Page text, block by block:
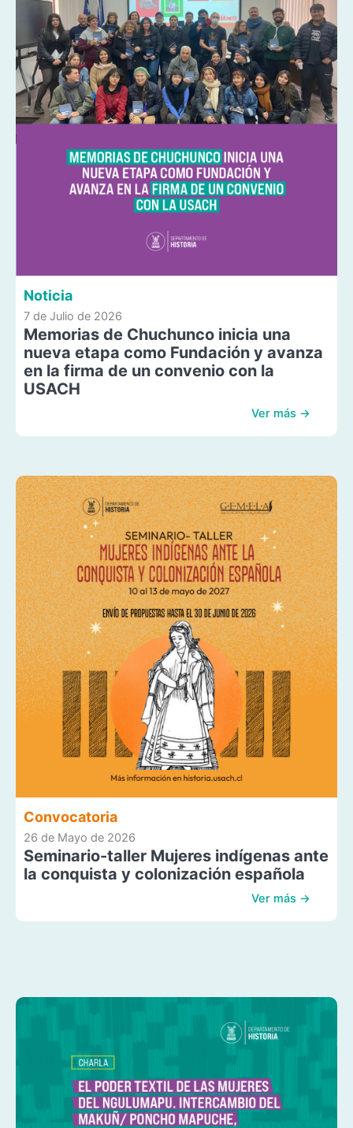
Noticia
7 de Julio de 2026
Memorias de Chuchunco inicia una
nueva etapa como Fundación y avanza
en la firma de un convenio con la
USACH
Ver más →
Convocatoria
26 de Mayo de 2026
Seminario-taller Mujeres indígenas ante
la conquista y colonización española
Ver más →